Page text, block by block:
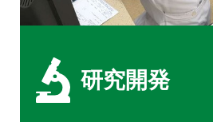
研究開発